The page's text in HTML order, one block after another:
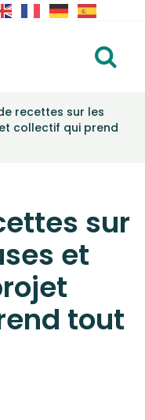
recettes sur les
collectif qui prend
sur
et
tout